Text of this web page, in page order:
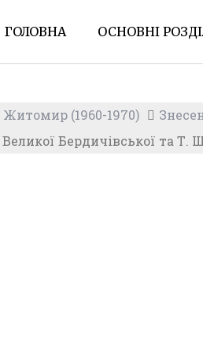
ГОЛОВНА ОСНОВНІ
Житомир (1960-1970)
Бердичівської та Т.